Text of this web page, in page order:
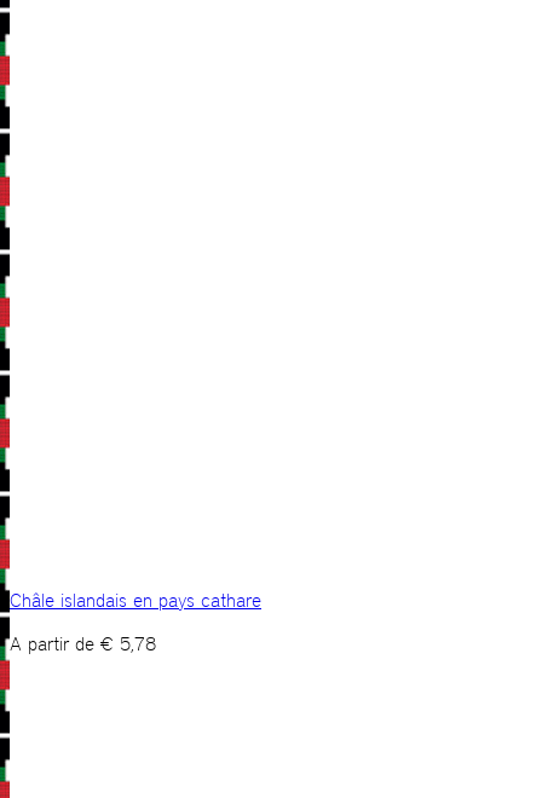
Châle islandais en pays cathare
A partir de € 5,78